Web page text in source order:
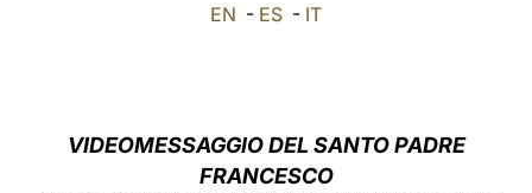
EN - ES - IT
VIDEOMESSAGGIO DEL SANTO PADRE
FRANCESCO